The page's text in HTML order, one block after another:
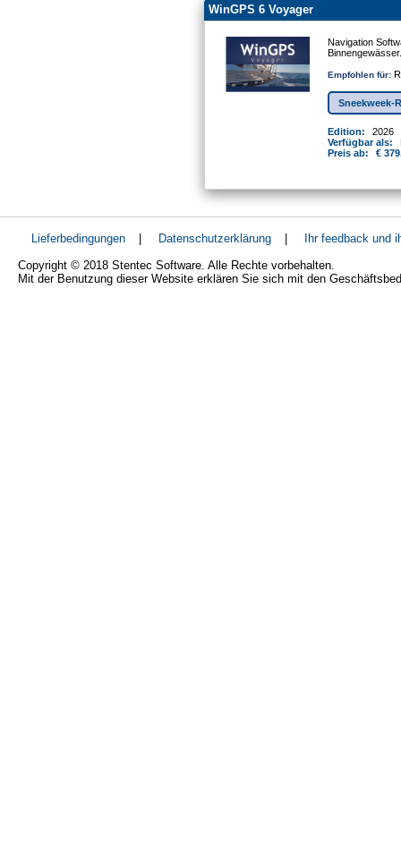
WinGPS 6 Voyager
Navigation
Binnengewässer.
Empfohlen für:
Sneekweek-
Edition:
2026
Verfügbar als:
Preis ab:
€
Lieferbedingungen | Datenschutzerklärung |
Ihr feedback und
Copyright © 2018 Stentec Software. Alle Rechte vorbehalten.
Mit der Benutzung dieser Website erklären Sie sich mit den